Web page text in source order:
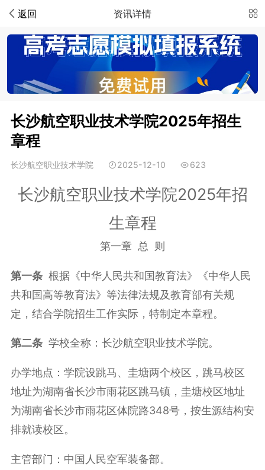
返回 资讯详情
长沙航空职业技术学院2025年招生
章程
长沙航空职业技术学院 2025-12-10 623
长沙航空职业技术学院2025年招
生章程
第一章 总 则
第一条根据《中华人民共和国教育法》《中华人民
共和国高等教育法》等法律法规及教育部有关规
定，结合学院招生工作实际，特制定本章程。
第二条学校全称：长沙航空职业技术学院。
办学地点：学院设跳马、圭塘两个校区，跳马校区
地址为湖南省长沙市雨花区跳马镇，圭塘校区地址
为湖南省长沙市雨花区体院路348号，按生源结构安
排就读校区。
主管部门：中国人民空军装备部。